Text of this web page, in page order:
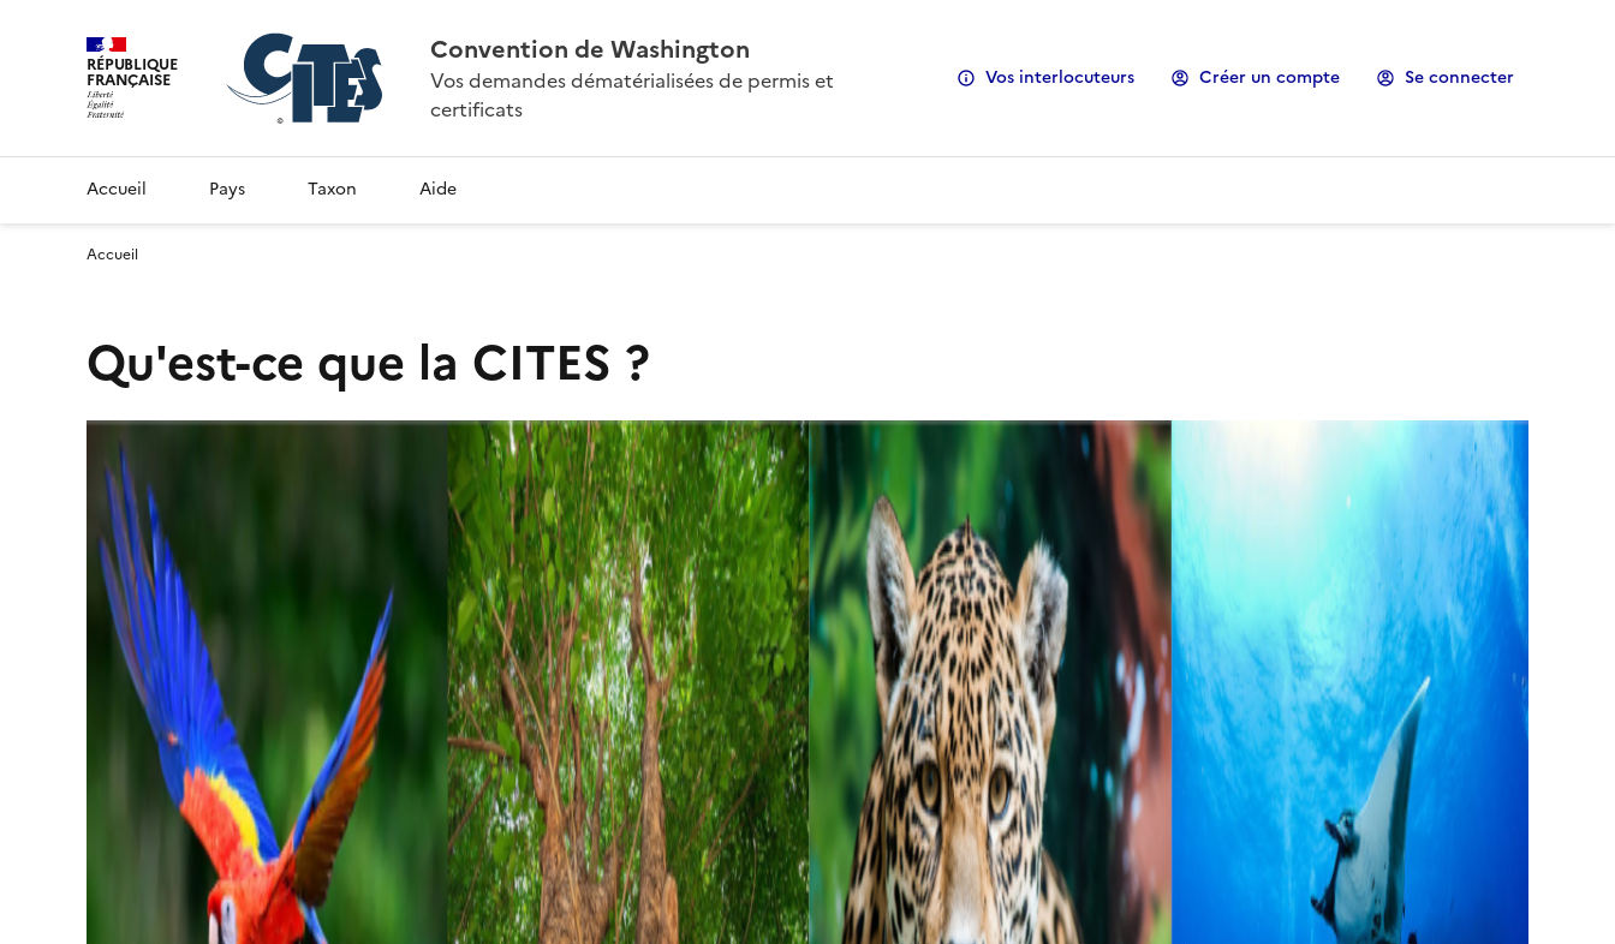
RÉPUBLIQUE
FRANÇAISE
Convention de Washington
Vos demandes dématérialisées de permis et
certificats
Vos interlocuteurs Créer un compte Se connecter
Accueil Pays Taxon Aide
Accueil
Qu'est-ce que la CITES ?